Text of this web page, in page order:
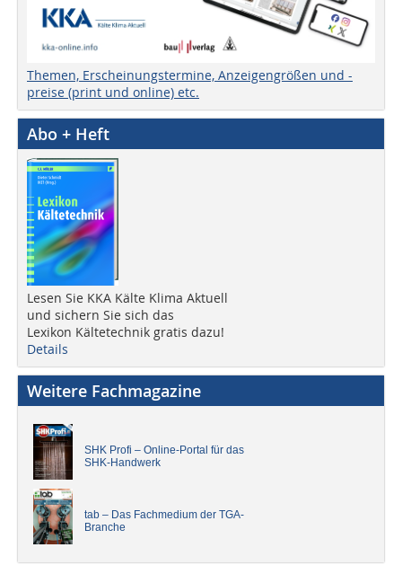
Themen, Erscheinungstermine, Anzeigengrößen und -
preise (print und online) etc.
Abo + Heft
Lesen Sie KKA Kälte Klima Aktuell
und sichern Sie sich das
Lexikon Kältetechnik gratis dazu!
Details
Weitere Fachmagazine
SHK Profi – Online-Portal für das
SHK-Handwerk
tab – Das Fachmedium der TGA-
Branche